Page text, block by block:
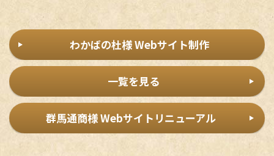
わかばの杜様 Webサイト制作
一覧を見る
群馬通商様 Webサイトリニューアル